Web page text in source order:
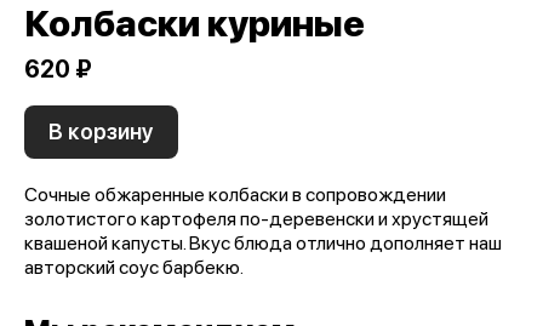
Колбаски куриные
620 ₽
В корзину
Сочные обжаренные колбаски в сопровождении
золотистого картофеля по-деревенски и хрустящей
квашеной капусты. Вкус блюда отлично дополняет наш
авторский соус барбекю.